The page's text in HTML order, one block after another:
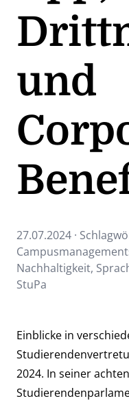
und
27.07.2024 ·
Nachhaltigkeit,
StuPa
Einblicke in
2024. In seiner